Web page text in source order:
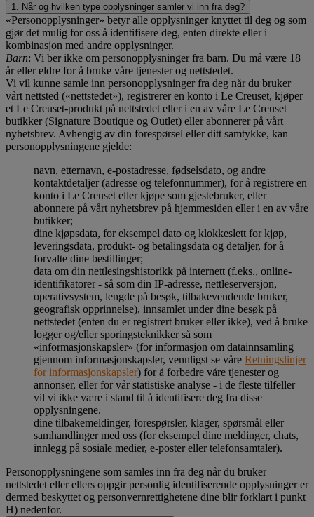
1. Når og hvilken type opplysninger samler vi inn fra deg?
«Personopplysninger» betyr alle opplysninger knyttet til deg og som
gjør det mulig for oss å identifisere deg, enten direkte eller i
kombinasjon med andre opplysninger.
Barn: Vi ber ikke om personopplysninger fra barn. Du må være 18
år eller eldre for å bruke våre tjenester og nettstedet.
Vi vil kunne samle inn personopplysninger fra deg når du bruker
vårt nettsted («nettstedet»), registrerer en konto i Le Creuset, kjøper
et Le Creuset-produkt på nettstedet eller i en av våre Le Creuset
butikker (Signature Boutique og Outlet) eller abonnerer på vårt
nyhetsbrev. Avhengig av din forespørsel eller ditt samtykke, kan
personopplysningene gjelde:
navn, etternavn, e-postadresse, fødselsdato, og andre
kontaktdetaljer (adresse og telefonnummer), for å registrere en
konto i Le Creuset eller kjøpe som gjestebruker, eller
abonnere på vårt nyhetsbrev på hjemmesiden eller i en av våre
butikker;
dine kjøpsdata, for eksempel dato og klokkeslett for kjøp,
leveringsdata, produkt- og betalingsdata og detaljer, for å
forvalte dine bestillinger;
data om din nettlesingshistorikk på internett (f.eks., online-
identifikatorer - så som din IP-adresse, nettleserversjon,
operativsystem, lengde på besøk, tilbakevendende bruker,
geografisk opprinnelse), innsamlet under dine besøk på
nettstedet (enten du er registrert bruker eller ikke), ved å bruke
logger og/eller sporingsteknikker så som
«informasjonskapsler» (for informasjon om datainnsamling
gjennom informasjonskapsler, vennligst se våre Retningslinjer
for informasjonskapsler) for å forbedre våre tjenester og
annonser, eller for vår statistiske analyse - i de fleste tilfeller
vil vi ikke være i stand til å identifisere deg fra disse
opplysningene.
dine tilbakemeldinger, forespørsler, klager, spørsmål eller
samhandlinger med oss (for eksempel dine meldinger, chats,
innlegg på sosiale medier, e-poster eller telefonsamtaler).
Personopplysningene som samles inn fra deg når du bruker
nettstedet eller ellers oppgir personlig identifiserende opplysninger er
dermed beskyttet og personvernrettighetene dine blir forklart i punkt
H) nedenfor.